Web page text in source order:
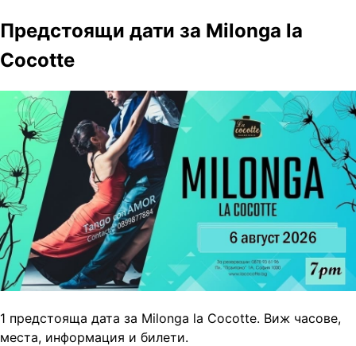
Предстоящи дати за Milonga la
Cocotte
1 предстояща дата за Milonga la Cocotte. Виж часове,
места, информация и билети.